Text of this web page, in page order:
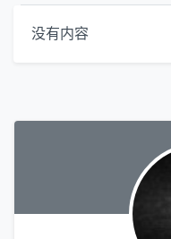
没有内容